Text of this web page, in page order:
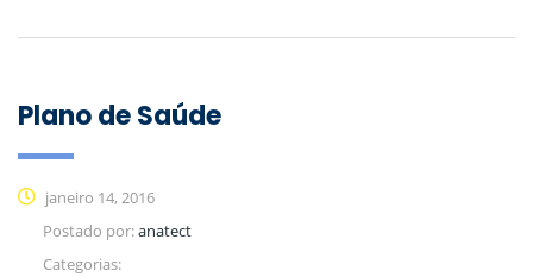
Plano de Saúde
janeiro 14, 2016
Postado por:anatect
Categorias: